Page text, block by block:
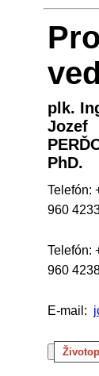
plk.
Jozef
PhD.
Telefón:
960
Telefón:
960
E-mail: